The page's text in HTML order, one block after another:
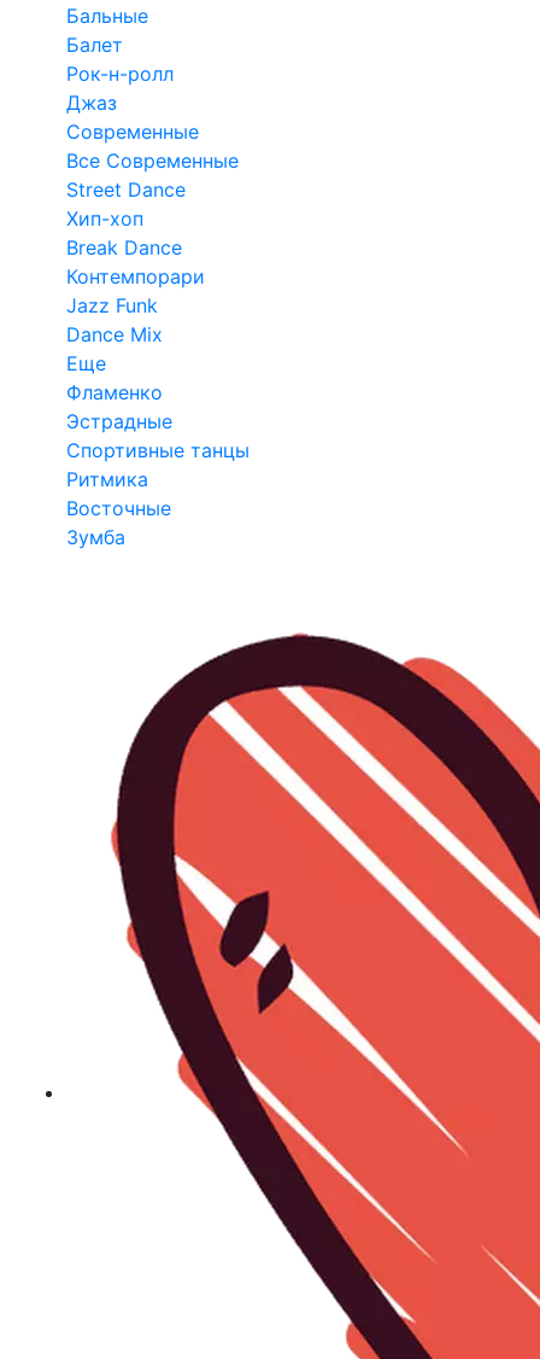
Бальные
Балет
Рок-н-ролл
Джаз
Современные
Все Современные
Street Dance
Хип-хоп
Break Dance
Контемпорари
Jazz Funk
Dance Mix
Еще
Фламенко
Эстрадные
Спортивные танцы
Ритмика
Восточные
Зумба